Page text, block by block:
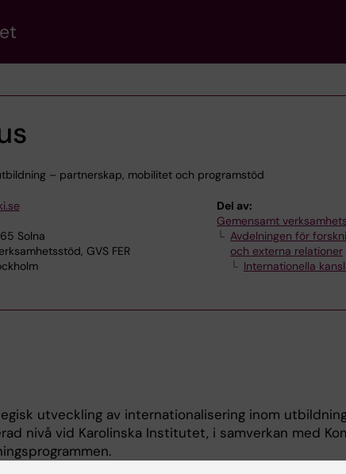
– partnerskap, mobilitet och programstöd
Solna
GVS FER
Del av:
Gemensamt
Avdelningen för
och externa relationer
Internationella
utveckling av internationalisering inom
nivå vid Karolinska Institutet, i samverkan med